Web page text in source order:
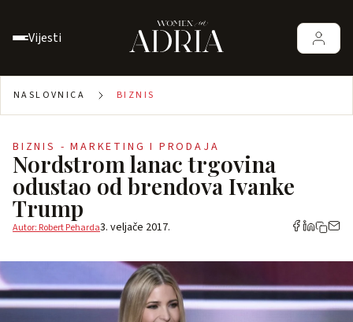
Vijesti
NASLOVNICA BIZNIS
BIZNIS - MARKETING I PRODAJA
Nordstrom lanac trgovina
odustao od brendova Ivanke
Trump
Autor: Robert Peharda3. veljače 2017.